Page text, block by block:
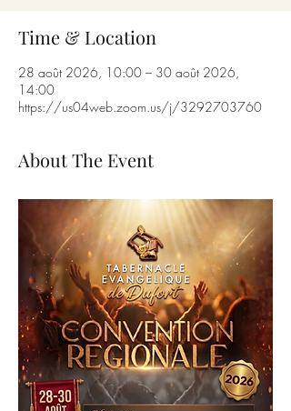
Time & Location
28 août 2026, 10:00 – 30 août 2026,
14:00
https://us04web.zoom.us/j/3292703760
About The Event